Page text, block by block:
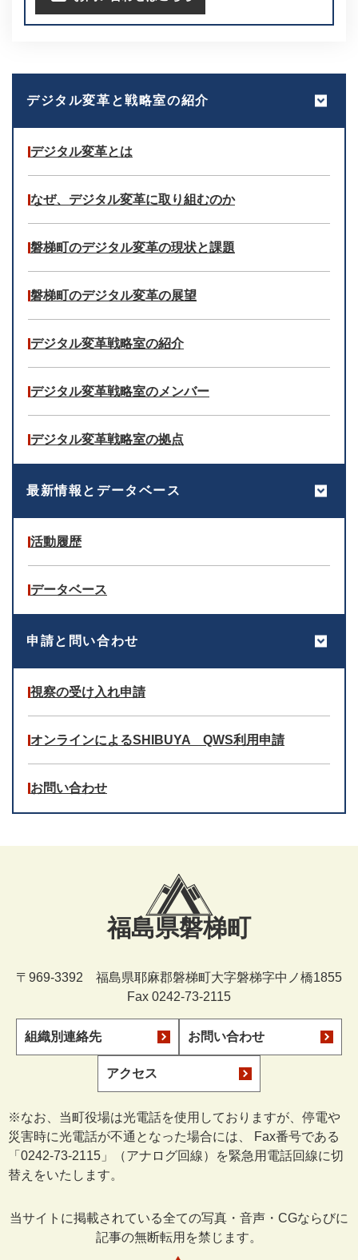
デジタル変革と戦略室の紹介
デジタル変革とは
なぜ、デジタル変革に取り組むのか
磐梯町のデジタル変革の現状と課題
磐梯町のデジタル変革の展望
デジタル変革戦略室の紹介
デジタル変革戦略室のメンバー
デジタル変革戦略室の拠点
最新情報とデータベース
活動履歴
データベース
申請と問い合わせ
視察の受け入れ申請
オンラインによるSHIBUYA QWS利用申請
お問い合わせ
福島県磐梯町
〒969-3392 福島県耶麻郡磐梯町大字磐梯字中ノ橋1855
Fax 0242-73-2115
組織別連絡先 お問い合わせ
アクセス
※なお、当町役場は光電話を使用しておりますが、停電や
災害時に光電話が不通となった場合には、 Fax番号である
「0242-73-2115」（アナログ回線）を緊急用電話回線に切
替えをいたします。
当サイトに掲載されている全ての写真・音声・CGならびに
記事の無断転用を禁じます。